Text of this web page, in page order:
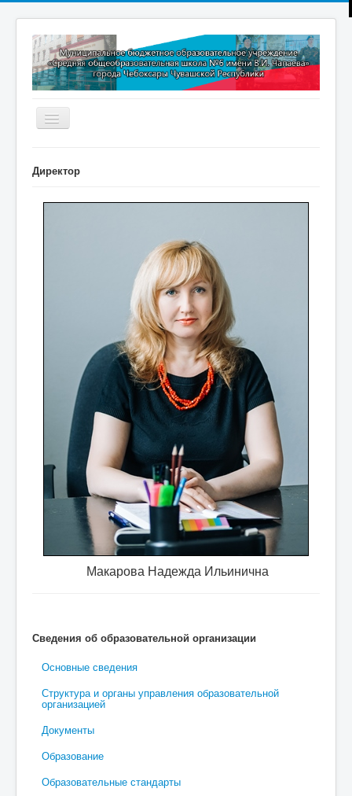
Включить/
выключить
Прокуратура разъясняет
ПРИЕМ В 1 КЛАСС
специалист по охране труда, учитель
Директор
Макарова Надежда Ильинична
Сведения об образовательной организации
Основные сведения
Структура и органы управления образовательной
организацией
Документы
Образование
Образовательные стандарты